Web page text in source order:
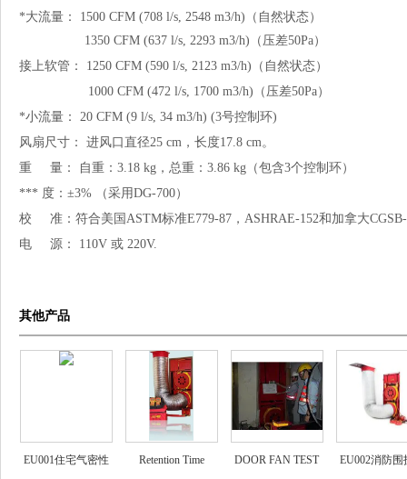
*大流量： 1500 CFM (708 l/s, 2548 m3/h)（自然状态）
1350 CFM (637 l/s, 2293 m3/h)（压差50Pa）
接上软管： 1250 CFM (590 l/s, 2123 m3/h)（自然状态）
1000 CFM (472 l/s, 1700 m3/h)（压差50Pa）
*小流量： 20 CFM (9 l/s, 34 m3/h) (3号控制环)
风扇尺寸： 进风口直径25 cm，长度17.8 cm。
重 量： 自重：3.18 kg，总重：3.86 kg（包含3个控制环）
*** 度：±3% （采用DG-700）
校 准：符合美国ASTM标准E779-87，ASHRAE-152和加拿大
电 源： 110V 或 220V.
其他产品
EU001住宅气密性 Retention Time DOOR FAN TEST EU002消防围